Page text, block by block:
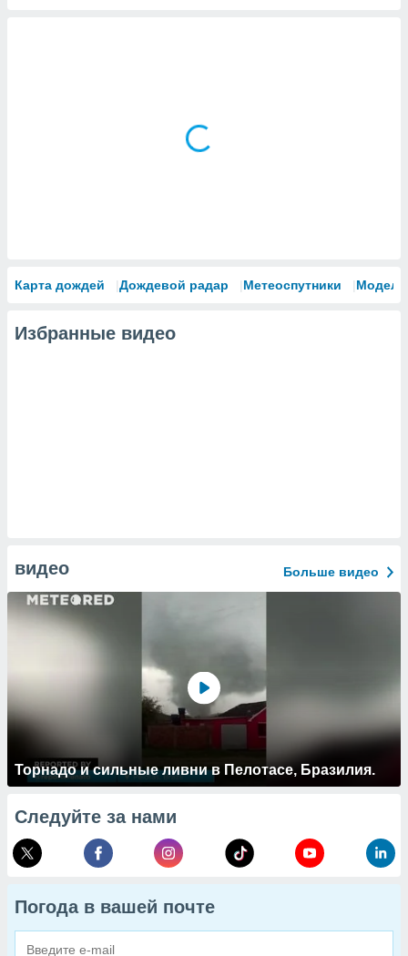
Карта дождей Дождевой радар Метеоспутники Модели
Избранные видео
видео Больше видео
Торнадо и сильные ливни в Пелотасе, Бразилия.
Следуйте за нами
Погода в вашей почте